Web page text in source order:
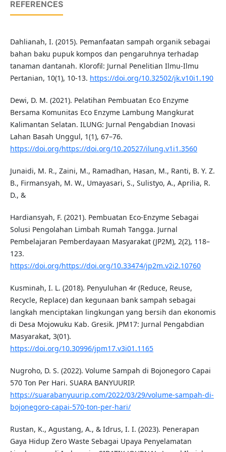
REFERENCES
Dahlianah, I. (2015). Pemanfaatan sampah organik sebagai
bahan baku pupuk kompos dan pengaruhnya terhadap
tanaman dantanah. Klorofil: Jurnal Penelitian Ilmu-Ilmu
Pertanian, 10(1), 10-13. https://doi.org/10.32502/jk.v10i1.190
Dewi, D. M. (2021). Pelatihan Pembuatan Eco Enzyme
Bersama Komunitas Eco Enzyme Lambung Mangkurat
Kalimantan Selatan. ILUNG: Jurnal Pengabdian Inovasi
Lahan Basah Unggul, 1(1), 67–76.
https://doi.org/https://doi.org/10.20527/ilung.v1i1.3560
Junaidi, M. R., Zaini, M., Ramadhan, Hasan, M., Ranti, B. Y. Z.
B., Firmansyah, M. W., Umayasari, S., Sulistyo, A., Aprilia, R.
D., &
Hardiansyah, F. (2021). Pembuatan Eco-Enzyme Sebagai
Solusi Pengolahan Limbah Rumah Tangga. Jurnal
Pembelajaran Pemberdayaan Masyarakat (JP2M), 2(2), 118–
123.
https://doi.org/https://doi.org/10.33474/jp2m.v2i2.10760
Kusminah, I. L. (2018). Penyuluhan 4r (Reduce, Reuse,
Recycle, Replace) dan kegunaan bank sampah sebagai
langkah menciptakan lingkungan yang bersih dan ekonomis
di Desa Mojowuku Kab. Gresik. JPM17: Jurnal Pengabdian
Masyarakat, 3(01).
https://doi.org/10.30996/jpm17.v3i01.1165
Nugroho, D. S. (2022). Volume Sampah di Bojonegoro Capai
570 Ton Per Hari. SUARA BANYUURIP.
https://suarabanyuurip.com/2022/03/29/volume-sampah-di-
bojonegoro-capai-570-ton-per-hari/
Rustan, K., Agustang, A., & Idrus, I. I. (2023). Penerapan
Gaya Hidup Zero Waste Sebagai Upaya Penyelamatan